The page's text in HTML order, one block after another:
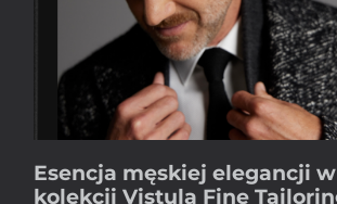
Esencja męskiej elegancji
kolekcji Vistula Fine